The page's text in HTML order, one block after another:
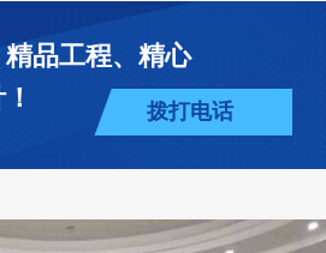
品工程、精心
拨打电话